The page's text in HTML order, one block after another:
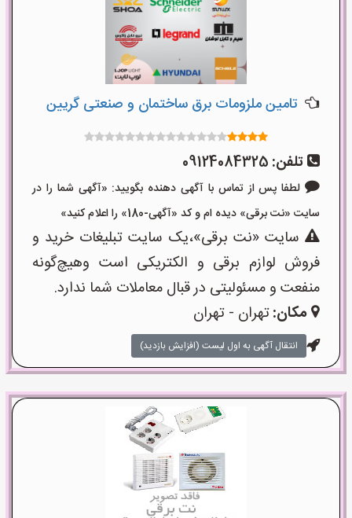
تامین ملزومات برق ساختمان و صنعتی گریین
تلفن: 09124084325
لطفا پس از تماس با آگهی دهنده بگویید: «آگهی شما را در
سایت «نت برقی» دیده ام و کد «آگهی-180» را اعلام کنید»
سایت «نت برقی»،یک سایت تبلیغات خرید و
فروش لوازم برقی و الکتریکی است وهیچ‌گونه
منفعت و مسئولیتی در قبال معاملات شما ندارد.
مکان:تهران - تهران
انتقال آگهی به اول لیست (افزایش بازدید)